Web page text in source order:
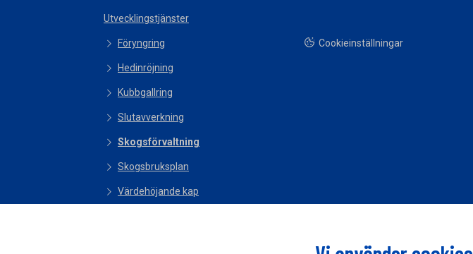
Utvecklingstjänster
Föryngring
Hedinröjning
Kubbgallring
Slutavverkning
Skogsförvaltning
Skogsbruksplan
Värdehöjande kap
Cookieinställningar